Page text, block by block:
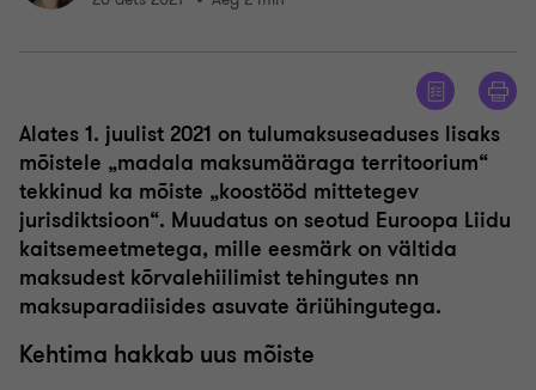
Alates 1. juulist 2021 on tulumaksuseaduses lisaks
mõistele „madala maksumääraga territoorium“
tekkinud ka mõiste „koostööd mittetegev
jurisdiktsioon“. Muudatus on seotud Euroopa Liidu
kaitsemeetmetega, mille eesmärk on vältida
maksudest kõrvalehiilimist tehingutes nn
maksuparadiisides asuvate äriühingutega.
Kehtima hakkab uus mõiste